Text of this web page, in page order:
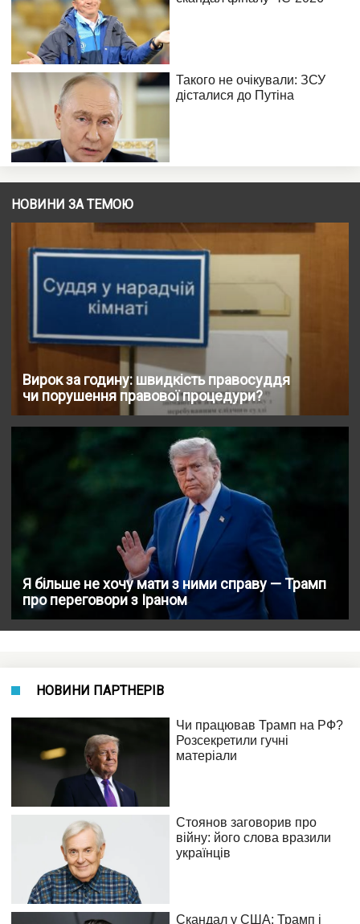
НОВИНИ ЗА ТЕМОЮ
Вирок за годину: швидкість правосуддя
чи порушення правової процедури?
Я більше не хочу мати з ними справу — Трамп
про переговори з Іраном
НОВИНИ ПАРТНЕРІВ